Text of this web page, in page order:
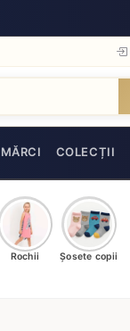
MĂRCI COLECȚII
Rochii Șosete copii